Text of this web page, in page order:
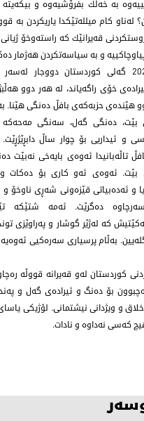
بە خەڵك بفرۆشیەوە و
لەناو كام میللەتێكدا یاریكردن بە
قەیرانێك كە راستەوخۆ
و بە سیاسەتكردن هەژمار
لە ساڵی 2024 و 2025 گەلی كوردستان دووجار
خۆی راگەیاند، لە هەر دوو
هێندەی حزبەكەی بافڵ دەنگی هێنا.
بێت، دەنگی گەل، سەنگی
و ئیداریی بۆ چوار ساڵ
تاڵەبانیدا ئەوەی بایەخی نەبێت
بێت. ئەوەی ئەو كاری بۆ دەكات
و ئەدەبیاتی قێزەونی شەڕی ناوخۆ و
دەگرێت. ئەمە شتێکە
کە لەژێر گوشار و پەراوێزی
بەڵام پرسیاری سەرەكیی
كوردستان لەو قەیرانە قووڵە
بۆ دەنگ و ئیرادەی گەل و
و ویژدانی نیشتمانی. لۆژیكی
كەسی نەداوە و نادات.